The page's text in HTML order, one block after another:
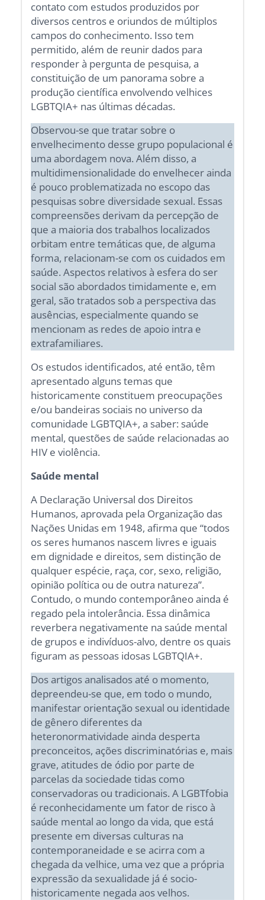
contato com estudos produzidos por
diversos centros e oriundos de múltiplos
campos do conhecimento. Isso tem
permitido, além de reunir dados para
responder à pergunta de pesquisa, a
constituição de um panorama sobre a
produção científica envolvendo velhices
LGBTQIA+ nas últimas décadas.
Observou-se que tratar sobre o
envelhecimento desse grupo populacional é
uma abordagem nova. Além disso, a
multidimensionalidade do envelhecer ainda
é pouco problematizada no escopo das
pesquisas sobre diversidade sexual. Essas
compreensões derivam da percepção de
que a maioria dos trabalhos localizados
orbitam entre temáticas que, de alguma
forma, relacionam-se com os cuidados em
saúde. Aspectos relativos à esfera do ser
social são abordados timidamente e, em
geral, são tratados sob a perspectiva das
ausências, especialmente quando se
mencionam as redes de apoio intra e
extrafamiliares.
Os estudos identificados, até então, têm
apresentado alguns temas que
historicamente constituem preocupações
e/ou bandeiras sociais no universo da
comunidade LGBTQIA+, a saber: saúde
mental, questões de saúde relacionadas ao
HIV e violência.
Saúde mental
A Declaração Universal dos Direitos
Humanos, aprovada pela Organização das
Nações Unidas em 1948, afirma que “todos
os seres humanos nascem livres e iguais
em dignidade e direitos, sem distinção de
qualquer espécie, raça, cor, sexo, religião,
opinião política ou de outra natureza”.
Contudo, o mundo contemporâneo ainda é
regado pela intolerância. Essa dinâmica
reverbera negativamente na saúde mental
de grupos e indivíduos-alvo, dentre os quais
figuram as pessoas idosas LGBTQIA+.
Dos artigos analisados até o momento,
depreendeu-se que, em todo o mundo,
manifestar orientação sexual ou identidade
de gênero diferentes da
heteronormatividade ainda desperta
preconceitos, ações discriminatórias e, mais
grave, atitudes de ódio por parte de
parcelas da sociedade tidas como
conservadoras ou tradicionais. A LGBTfobia
é reconhecidamente um fator de risco à
saúde mental ao longo da vida, que está
presente em diversas culturas na
contemporaneidade e se acirra com a
chegada da velhice, uma vez que a própria
expressão da sexualidade já é socio-
historicamente negada aos velhos.